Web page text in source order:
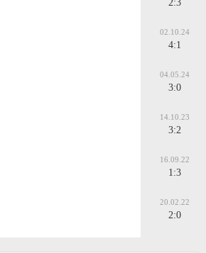
2:3
02.10.24
4:1
04.05.24
3:0
14.10.23
3:2
16.09.22
1:3
20.02.22
2:0